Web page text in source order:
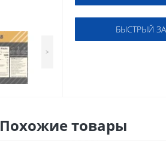
>
БЫСТРЫЙ
Похожие товары